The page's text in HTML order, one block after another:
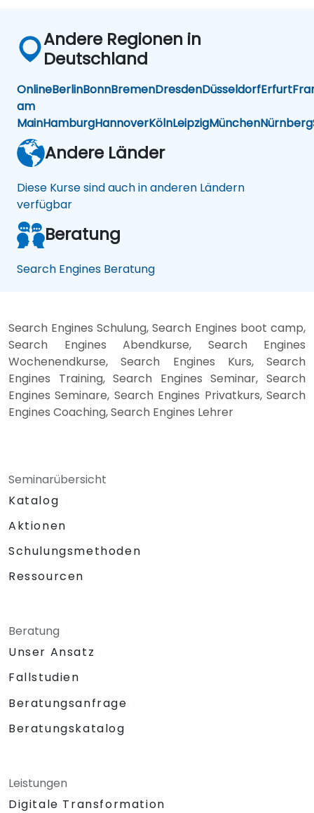
Andere Regionen in
Deutschland
OnlineBerlinBonnBremenDresdenDüsseldorfErfurt
am
MainHamburgHannoverKölnLeipzigMünchenNürnberg
Andere Länder
Diese Kurse sind auch in anderen Ländern
verfügbar
Beratung
Search Engines Beratung
Search Engines Schulung, Search Engines boot camp,
Search Engines Abendkurse, Search Engines
Wochenendkurse, Search Engines Kurs, Search
Engines Training, Search Engines Seminar, Search
Engines Seminare, Search Engines Privatkurs, Search
Engines Coaching, Search Engines Lehrer
Seminarübersicht
Katalog
Aktionen
Schulungsmethoden
Ressourcen
Beratung
Unser Ansatz
Fallstudien
Beratungsanfrage
Beratungskatalog
Leistungen
Digitale Transformation